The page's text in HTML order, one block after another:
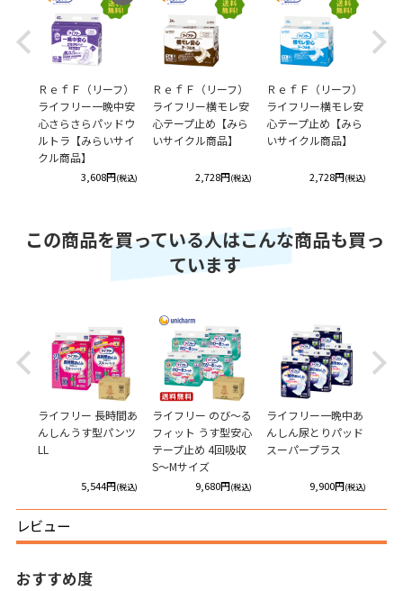
Previous
ＲｅｆＦ（リーフ）
ライフリー一晩中安
心さらさらパッドウ
ルトラ【みらいサイ
クル商品】
3,608円(税込)
ＲｅｆＦ（リーフ）
ライフリー横モレ安
心テープ止め【みら
いサイクル商品】
2,728円(税込)
ＲｅｆＦ（リーフ）
ライフリー横モレ安
心テープ止め【みら
いサイクル商品】
2,728円(税込)
Next
この商品を買っている人はこんな商品も買っ
ています
Previous
ライフリー 長時間あ
んしんうす型パンツ
LL
5,544円(税込)
ライフリー のび～る
フィット うす型安心
テープ止め 4回吸収
S～Mサイズ
9,680円(税込)
ライフリー一晩中あ
んしん尿とりパッド
スーパープラス
9,900円(税込)
Next
レビュー
おすすめ度